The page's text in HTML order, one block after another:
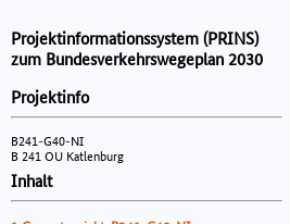
Projektinformationssystem (PRINS)
zum Bundesverkehrswegeplan 2030
Projektinfo
B241-G40-NI
B 241 OU Katlenburg
Inhalt